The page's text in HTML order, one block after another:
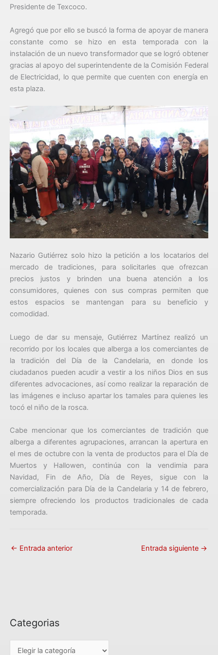
Presidente de Texcoco.
Agregó que por ello se buscó la forma de apoyar de manera
constante como se hizo en esta temporada con la
instalación de un nuevo transformador que se logró obtener
gracias al apoyo del superintendente de la Comisión Federal
de Electricidad, lo que permite que cuenten con energía en
esta plaza.
Nazario Gutiérrez solo hizo la petición a los locatarios del
mercado de tradiciones, para solicitarles que ofrezcan
precios justos y brinden una buena atención a los
consumidores, quienes con sus compras permiten que
estos espacios se mantengan para su beneficio y
comodidad.
Luego de dar su mensaje, Gutiérrez Martínez realizó un
recorrido por los locales que alberga a los comerciantes de
la tradición del Día de la Candelaria, en donde los
ciudadanos pueden acudir a vestir a los niños Dios en sus
diferentes advocaciones, así como realizar la reparación de
las imágenes e incluso apartar los tamales para quienes les
tocó el niño de la rosca.
Cabe mencionar que los comerciantes de tradición que
alberga a diferentes agrupaciones, arrancan la apertura en
el mes de octubre con la venta de productos para el Día de
Muertos y Hallowen, continúa con la vendimia para
Navidad, Fin de Año, Día de Reyes, sigue con la
comercialización para Día de la Candelaria y 14 de febrero,
siempre ofreciendo los productos tradicionales de cada
temporada.
← Entrada anterior Entrada siguiente →
Categorias
C